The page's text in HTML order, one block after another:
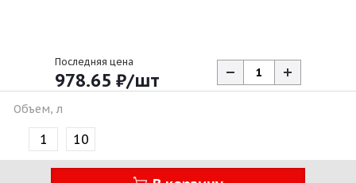
Последняя цена
978.65 ₽/шт
Объем, л
1 10